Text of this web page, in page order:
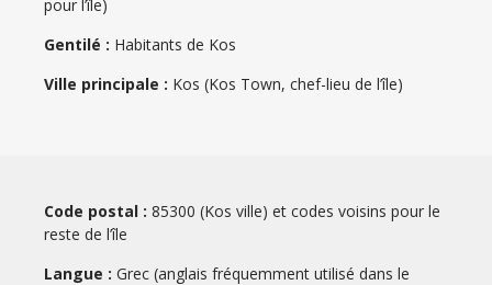
pour l’île)
Gentilé : Habitants de Kos
Ville principale : Kos (Kos Town, chef-lieu de l’île)
Code postal : 85300 (Kos ville) et codes voisins pour le
reste de l’île
Langue : Grec (anglais fréquemment utilisé dans le